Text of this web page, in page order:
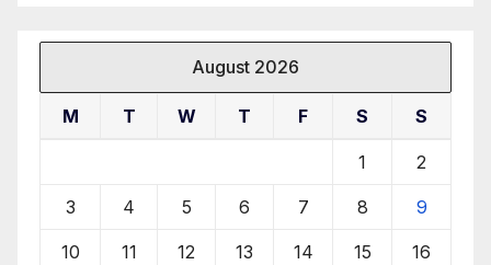
August 2026
M T W T F S S
1 2
3 4 5 6 7 8 9
10 11 12 13 14 15 16